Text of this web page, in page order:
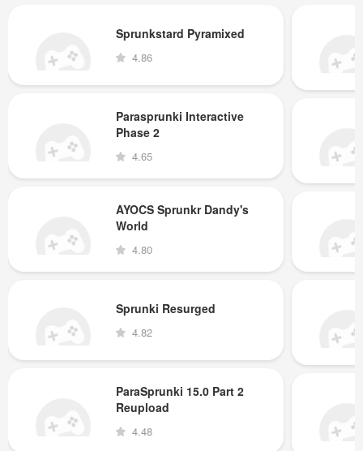
Sprunkstard Pyramixed
4.86
Parasprunki Interactive
Phase 2
4.65
AYOCS Sprunkr Dandy's
World
4.80
Sprunki Resurged
4.82
ParaSprunki 15.0 Part 2
Reupload
4.48